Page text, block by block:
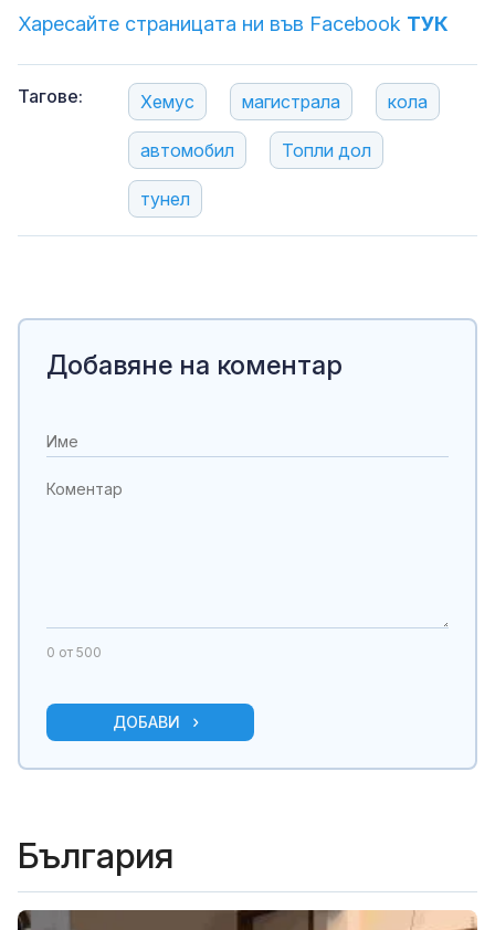
Харесайте страницата ни във Facebook ТУК
Тагове: Хемус магистрала кола
автомобил Топли дол
тунел
Добавяне на коментар
0 от 500
ДОБАВИ
България